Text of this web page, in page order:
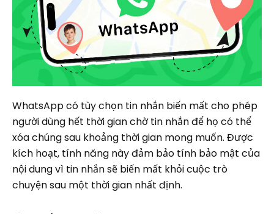
WhatsApp có tùy chọn tin nhắn biến mất cho phép
người dùng hết thời gian chờ tin nhắn để họ có thể
xóa chúng sau khoảng thời gian mong muốn. Được
kích hoạt, tính năng này đảm bảo tính bảo mật của
nội dung vì tin nhắn sẽ biến mất khỏi cuộc trò
chuyện sau một thời gian nhất định.